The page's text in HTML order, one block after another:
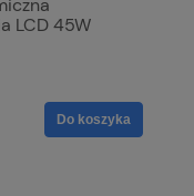
LCD 45W
Do koszyka